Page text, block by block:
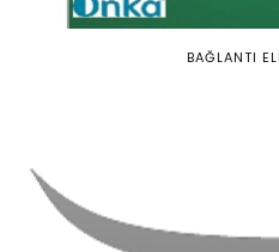
BAĞLANTI